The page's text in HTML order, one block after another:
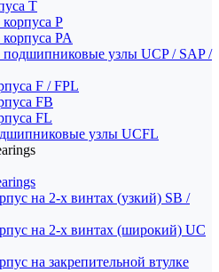
T
P
PA
узлы UCP / SAP /
F / FPL
FB
FL
узлы UCFL
на 2-х винтах (узкий) SB /
на 2-х винтах (широкий) UC
на закрепительной втулке